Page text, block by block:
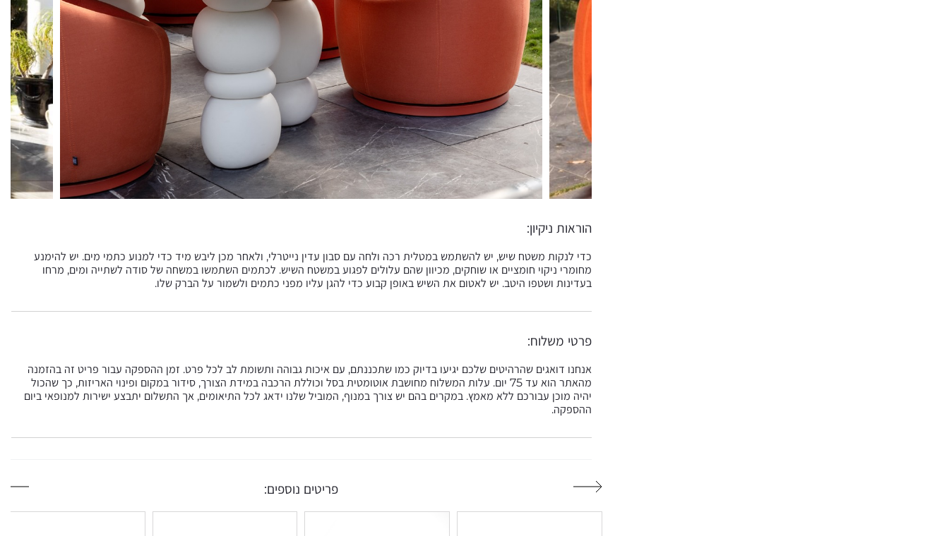
הוראות ניקיון:
כדי לנקות משטח שיש, יש להשתמש במטלית רכה ולחה עם סבון עדין נייטרלי, ולאחר מכן ליבש מיד כדי למנוע כתמי מים. יש להימנע
מחומרי ניקוי חומציים או שוחקים, מכיוון שהם עלולים לפגוע במשטח השיש. לכתמים השתמשו במשחה של סודה לשתייה ומים, מרחו
בעדינות ושטפו היטב. יש לאטום את השיש באופן קבוע כדי להגן עליו מפני כתמים ולשמור על הברק שלו.
פרטי משלוח:
אנחנו דואגים שהרהיטים שלכם יגיעו בדיוק כמו שתכננתם, עם איכות גבוהה ותשומת לב לכל פרט. זמן ההספקה עבור פריט זה בהזמנה
מהאתר הוא עד 75 יום. עלות המשלוח מחושבת אוטומטית בסל וכוללת הרכבה במידת הצורך, סידור במקום ופינוי האריזות, כך שהכול
יהיה מוכן עבורכם ללא מאמץ. במקרים בהם יש צורך במנוף, המוביל שלנו ידאג לכל התיאומים, אך התשלום יתבצע ישירות למנופאי ביום
ההספקה.
פריטים נוספים: